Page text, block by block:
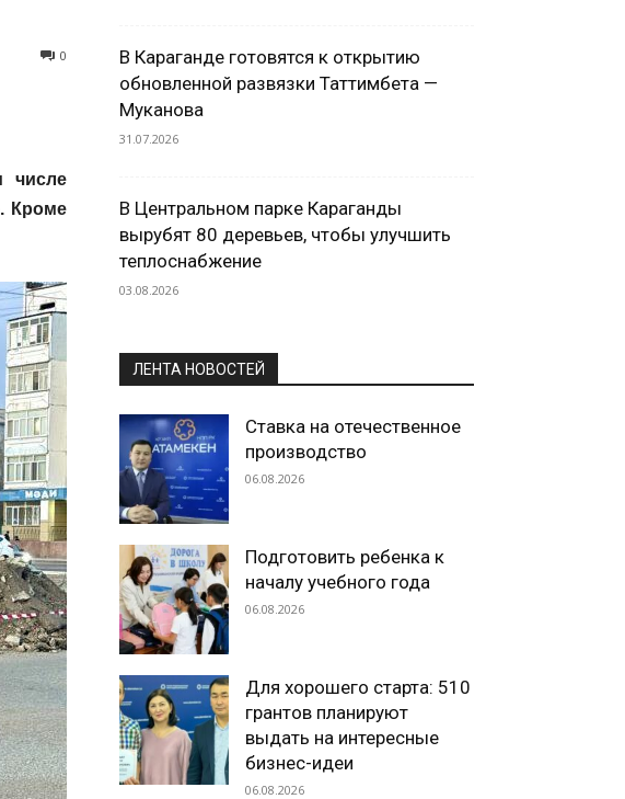
0
числе
Кроме
В Караганде готовятся к открытию
обновленной развязки Таттимбета —
Муканова
31.07.2026
В Центральном парке Караганды
вырубят 80 деревьев, чтобы улучшить
теплоснабжение
03.08.2026
ЛЕНТА НОВОСТЕЙ
Ставка на отечественное
производство
06.08.2026
Подготовить ребенка к
началу учебного года
06.08.2026
Для хорошего старта: 510
грантов планируют
выдать на интересные
бизнес-идеи
06.08.2026